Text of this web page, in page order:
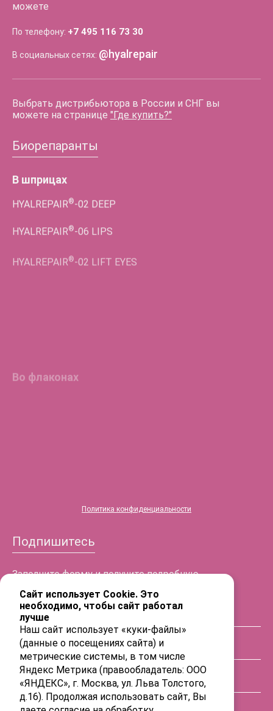
можете
По телефону: +7 495 116 73 30
В социальных сетях: @hyalrepair
Выбрать дистрибьютора в России и СНГ вы
можете на странице "Где купить?"
Биорепаранты
В шприцах
HYALREPAIR®-02 DEEP
HYALREPAIR®-06 LIPS
HYALREPAIR®-05
Политика конфиденциальности
Подпишитесь
Заполните форму и получите подробную
информацию!
ФИО
Телефон
E-mail
Сайт использует Cookie. Это
необходимо, чтобы сайт работал
лучше
Наш сайт использует «куки-файлы»
(данные о посещениях сайта) и
метрические системы, в том числе
Яндекс Метрика (правообладатель: ООО
«ЯНДЕКС», г. Москва, ул. Льва Толстого,
д.16). Продолжая использовать сайт, Вы